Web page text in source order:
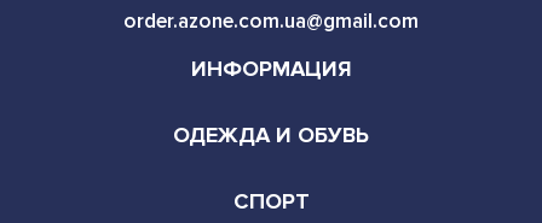
order.azone.com.ua@gmail.com
ИНФОРМАЦИЯ
ОДЕЖДА И ОБУВЬ
СПОРТ